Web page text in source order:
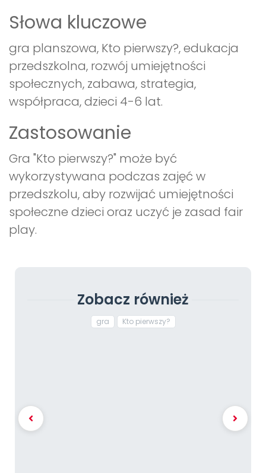
Słowa kluczowe
gra planszowa, Kto pierwszy?, edukacja
przedszkolna, rozwój umiejętności
społecznych, zabawa, strategia,
współpraca, dzieci 4-6 lat.
Zastosowanie
Gra "Kto pierwszy?" może być
wykorzystywana podczas zajęć w
przedszkolu, aby rozwijać umiejętności
społeczne dzieci oraz uczyć je zasad fair
play.
Zobacz również
gra Kto pierwszy?